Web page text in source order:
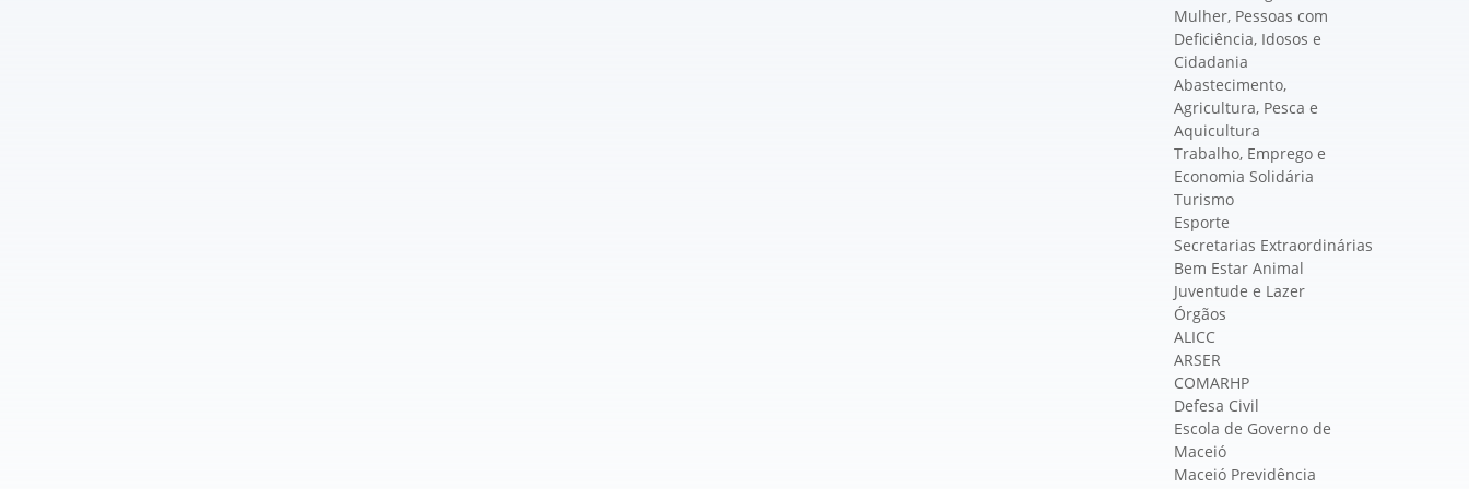
Mulher, Pessoas com
Deficiência, Idosos e
Cidadania
Abastecimento,
Agricultura, Pesca e
Aquicultura
Trabalho, Emprego e
Economia Solidária
Turismo
Esporte
Secretarias Extraordinárias
Bem Estar Animal
Juventude e Lazer
Órgãos
ALICC
ARSER
COMARHP
Defesa Civil
Escola de Governo de
Maceió
Maceió Previdência